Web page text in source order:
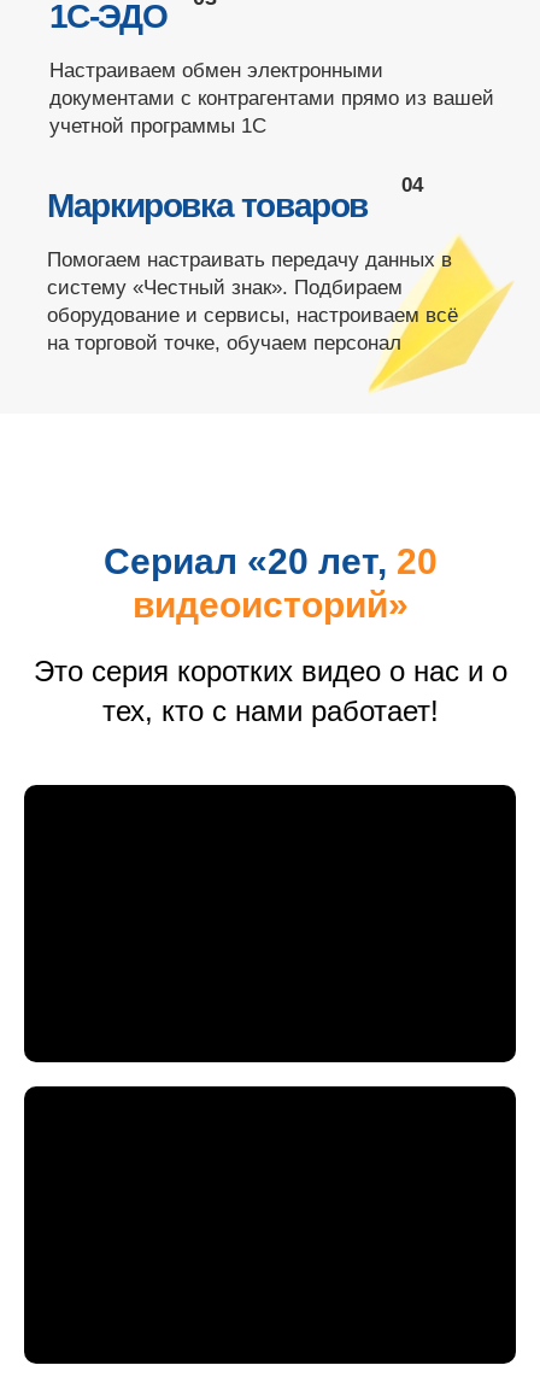
Сериал «20 лет, 20
видеоисторий»
Это серия коротких видео о нас и о
тех, кто с нами работает!